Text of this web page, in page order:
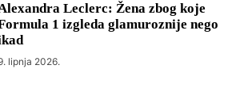
Leclerc: Žena zbog koje
1 izgleda glamuroznije nego
lipnja 2026.